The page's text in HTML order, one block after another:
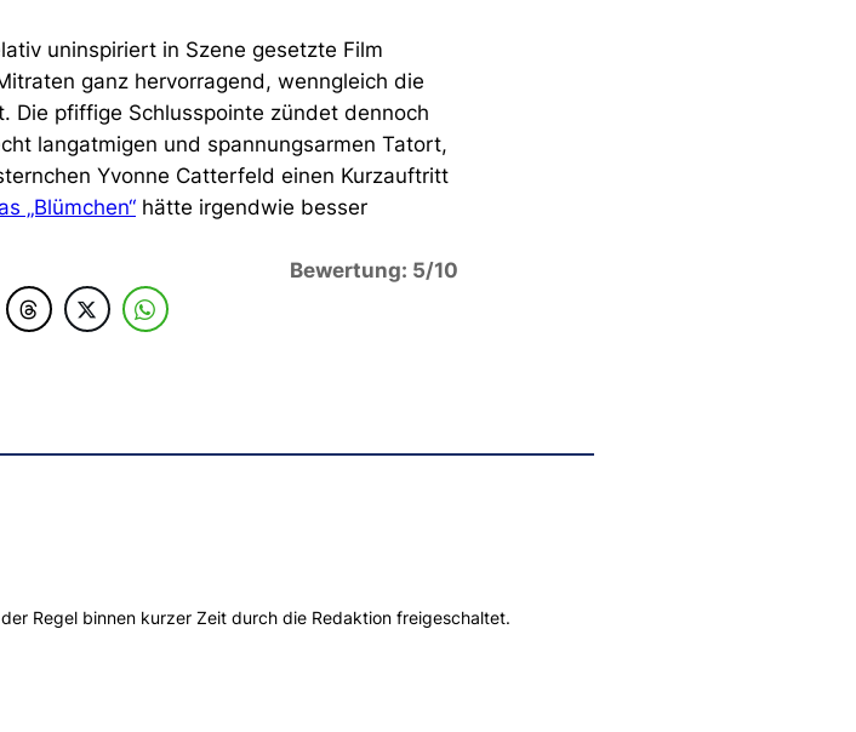
uninspiriert in Szene gesetzte Film
ganz hervorragend, wenngleich die
Die pfiffige Schlusspointe zündet dennoch
langatmigen und spannungsarmen Tatort,
Yvonne Catterfeld einen Kurzauftritt
„Blümchen“ hätte irgendwie besser
Bewertung: 5/10
Regel binnen kurzer Zeit durch die Redaktion freigeschaltet.